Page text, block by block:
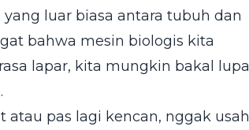
luar biasa antara tubuh dan
bahwa mesin biologis kita
lapar, kita mungkin bakal lupa
pas lagi kencan, nggak usah